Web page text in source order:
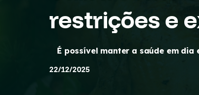
restrições e
É possível manter a saúde em dia
22/12/2025